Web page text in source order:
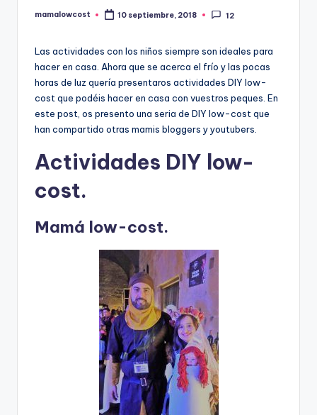
Publicado
mamalowcost 10 septiembre, 2018 12
Las actividades con los niños siempre son ideales para
hacer en casa. Ahora que se acerca el frío y las pocas
horas de luz quería presentaros actividades DIY low-
cost que podéis hacer en casa con vuestros peques. En
este post, os presento una seria de DIY low-cost que
han compartido otras mamis bloggers y youtubers.
Actividades DIY low-
cost.
Mamá low-cost.